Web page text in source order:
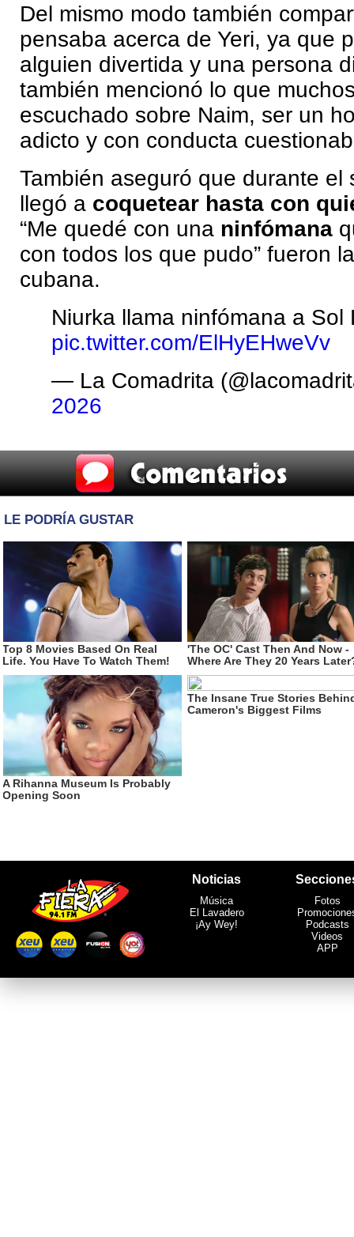
Del mismo modo también
pensaba acerca de Yeri, ya que
alguien divertida y una persona
también mencionó lo que
escuchado sobre Naim, ser un
adicto y con conducta
También aseguró que durante el
llegó a coquetear hasta con
“Me quedé con una ninfómana
con todos los que pudo” fueron
cubana.
Niurka llama ninfómana a Sol
pic.twitter.com/ElHyEHweVv
— La Comadrita
2026
Noticias
Música
El Lavadero
¡Ay Wey!
Fotos
Podcasts
Videos
APP